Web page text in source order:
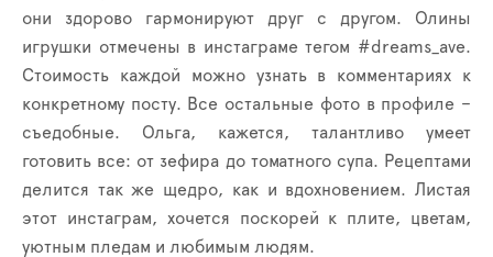
они здорово гармонируют друг с другом. Олины
игрушки отмечены в инстаграме тегом #dreams ave.
Стоимость каждой можно узнать в комментариях к
конкретному посту. Все остальные фото в профиле –
съедобные. Ольга, кажется, талантливо умеет
готовить все: от зефира до томатного супа. Рецептами
делится так же щедро, как и вдохновением. Листая
этот инстаграм, хочется поскорей к плите, цветам,
уютным пледам и любимым людям.